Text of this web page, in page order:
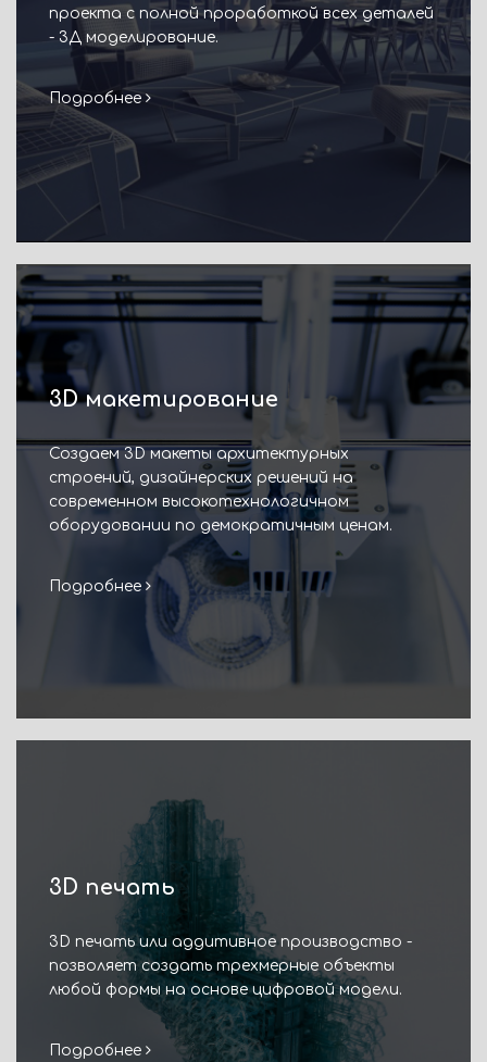
проекта с полной проработкой всех деталей
- 3Д моделирование.
Подробнее
3D макетирование
Создаем 3D макеты архитектурных
строений, дизайнерских решений на
современном высокотехнологичном
оборудовании по демократичным ценам.
Подробнее
3D печать
3D печать или аддитивное производство -
позволяет создать трехмерные объекты
любой формы на основе цифровой модели.
Подробнее